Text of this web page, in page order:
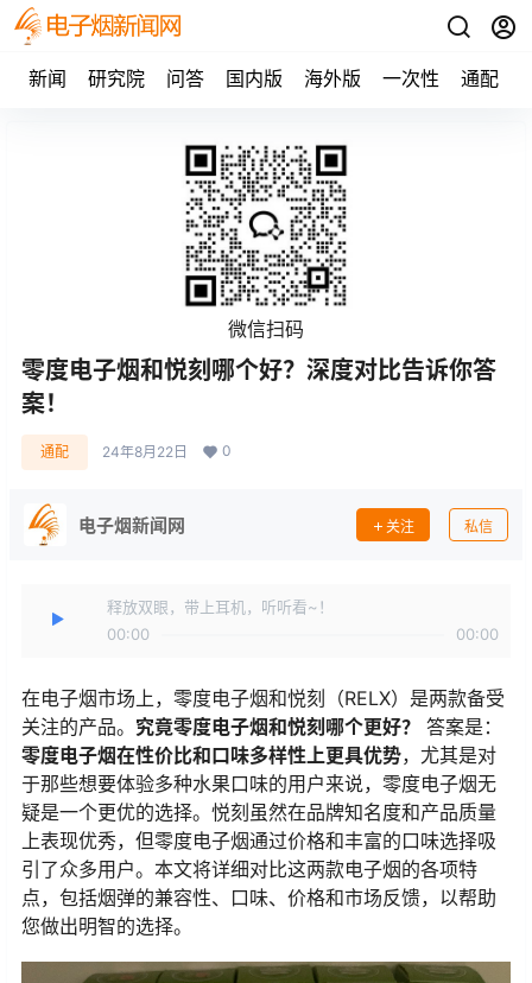
新闻 研究院 问答 国内版 海外版 一次性 通配
微信扫码
零度电子烟和悦刻哪个好？深度对比告诉你答
案！
通配 24年8月22日 0
电子烟新闻网 关注 私信
释放双眼，带上耳机，听听看~！
00:00
00:00
在电子烟市场上，零度电子烟和悦刻（RELX）是两款备受
关注的产品。 究竟零度电子烟和悦刻哪个更好？
答案是：
零度电子烟在性价比和口味多样性上更具优势，尤其是对
于那些想要体验多种水果口味的用户来说，零度电子烟无
疑是一个更优的选择。悦刻虽然在品牌知名度和产品质量
上表现优秀，但零度电子烟通过价格和丰富的口味选择吸
引了众多用户。本文将详细对比这两款电子烟的各项特
点，包括烟弹的兼容性、口味、价格和市场反馈，以帮助
您做出明智的选择。